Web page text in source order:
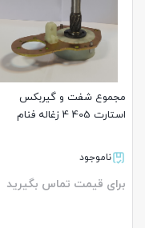
مجموع شفت و گیربکس
استارت 405 4 زغاله فنام
ناموجود
برای قیمت تماس بگیرید